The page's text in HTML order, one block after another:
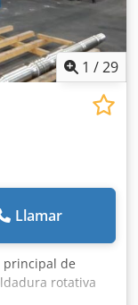
1 /29
Llamar
principal de
rotativa
rotativo